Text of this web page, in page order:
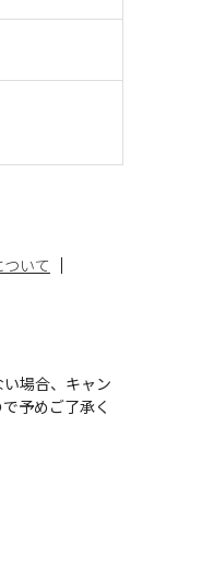
いて
場合、キャン
予めご了承く